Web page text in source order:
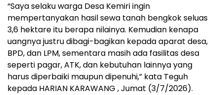
“Saya selaku warga Desa Kemiri ingin
mempertanyakan hasil sewa tanah bengkok seluas
3,6 hektare itu berapa nilainya. Kemudian kenapa
uangnya justru dibagi-bagikan kepada aparat desa,
BPD, dan LPM, sementara masih ada fasilitas desa
seperti pagar, ATK, dan kebutuhan lainnya yang
harus diperbaiki maupun dipenuhi,” kata Teguh
kepada HARIAN KARAWANG , Jumat (3/7/2026).